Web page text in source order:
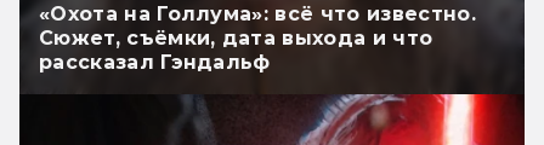
«Охота на Голлума»: всё что известно.
Сюжет, съёмки, дата выхода и что
рассказал Гэндальф